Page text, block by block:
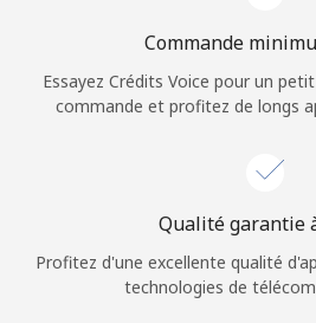
Commande
Essayez Crédits Voice pour un
commande et profitez de longs
Qualité garantie
Profitez d'une excellente qualité
technologies de